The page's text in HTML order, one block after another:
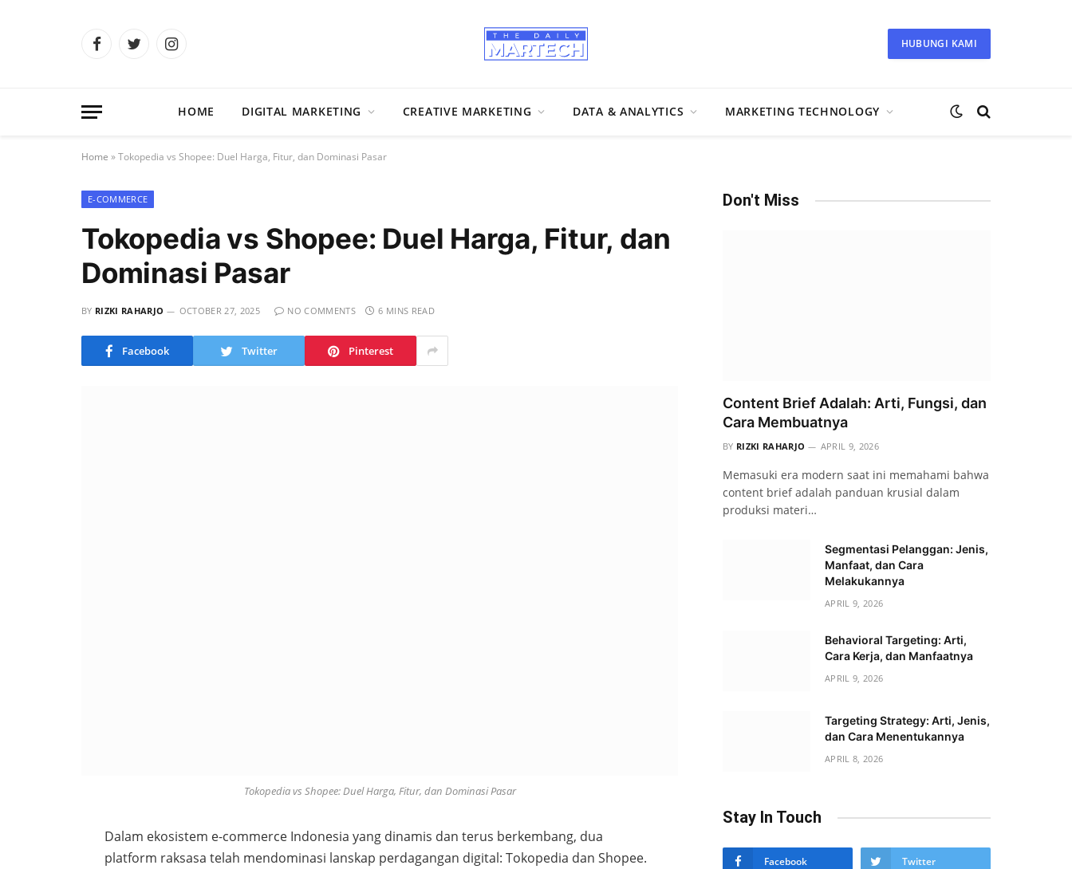
FacebookTwitterInstagram HUBUNGI KAMI
HOME DIGITAL MARKETING CREATIVE MARKETING DATA & ANALYTICS MARKETING TECHNOLOGY
Home »Tokopedia vs Shopee: Duel Harga, Fitur, dan Dominasi Pasar
E-COMMERCE
Tokopedia vs Shopee: Duel Harga, Fitur, dan
Dominasi Pasar
BY RIZKI RAHARJO OCTOBER 27, 2025 NO COMMENTS 6 MINS READ
Facebook Twitter Pinterest
Tokopedia vs Shopee: Duel Harga, Fitur, dan Dominasi Pasar
Dalam ekosistem e-commerce Indonesia yang dinamis dan terus berkembang, dua
platform raksasa telah mendominasi lanskap perdagangan digital: Tokopedia dan Shopee.
Don't Miss
Content Brief Adalah: Arti, Fungsi, dan
Cara Membuatnya
BY RIZKI RAHARJO APRIL 9, 2026
Memasuki era modern saat ini memahami bahwa
content brief adalah panduan krusial dalam
produksi materi…
Segmentasi Pelanggan: Jenis,
Manfaat, dan Cara
Melakukannya
APRIL 9, 2026
Behavioral Targeting: Arti,
Cara Kerja, dan Manfaatnya
APRIL 9, 2026
Targeting Strategy: Arti, Jenis,
dan Cara Menentukannya
APRIL 8, 2026
Stay In Touch
Facebook Twitter